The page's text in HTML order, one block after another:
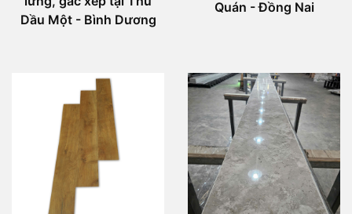
Dầu Một - Bình Dương
Quán - Đồng Nai